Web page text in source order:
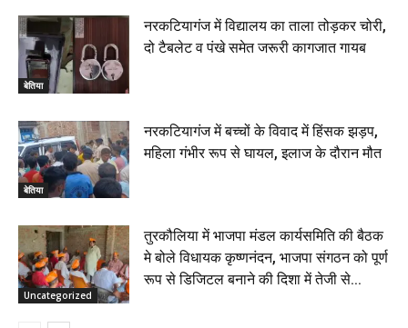
बेतिया
नरकटियागंज में विद्यालय का ताला तोड़कर चोरी,
दो टैबलेट व पंखे समेत जरूरी कागजात गायब
बेतिया
नरकटियागंज में बच्चों के विवाद में हिंसक झड़प,
महिला गंभीर रूप से घायल, इलाज के दौरान मौत
Uncategorized
तुरकौलिया में भाजपा मंडल कार्यसमिति की बैठक
मे बोले विधायक कृष्णनंदन, भाजपा संगठन को पूर्ण
रूप से डिजिटल बनाने की दिशा में तेजी से...